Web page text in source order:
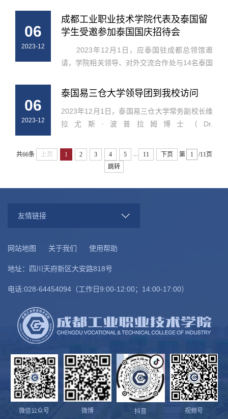
代表到访，同成都市教育局、职业院校围绕推动
蓉芬教育国际交流、深化产教融...
06
2023-12
成都工业职业技术学院代表及泰国留
学生受邀参加泰国国庆招待会
2023年12月1日，应泰国驻成都总领馆邀
请，学院相关领导、对外交流合作处与14名泰国
驻成都总领馆代总领事林媄女士与学院副院长刁
06
2023-12
泰国易三仓大学领导团到我校访问
2023年12月1日，泰国易三仓大学常务副校长维
拉尤斯·波普拉姆博士（Dr.
业技术学院。党委副书记、院长苏延川，副院长
刁元园参加接待并与对方进行了座谈。座谈会
共66条 上页 1 2 3 4 5 11 下页 第
/11页
跳转
友情链接
网站地图 关于我们 使用帮助
地址：四川天府新区大安路818号
电话:028-64454094（工作日9:00-12:00；14:00-17:00）
微信公众号 微博 抖音 视频号